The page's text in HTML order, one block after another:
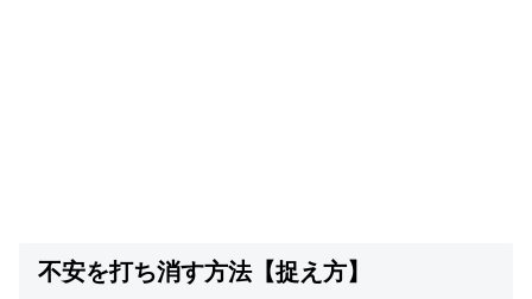
不安を打ち消す方法【捉え方】